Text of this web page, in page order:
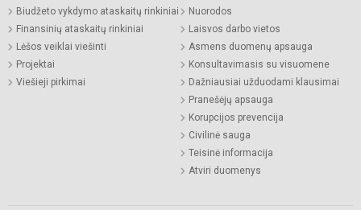
Biudžeto vykdymo ataskaitų rinkiniai
Finansinių ataskaitų rinkiniai
Lėšos veiklai viešinti
Projektai
Viešieji pirkimai
Nuorodos
Laisvos darbo vietos
Asmens duomenų apsauga
Konsultavimasis su visuomene
Dažniausiai užduodami klausimai
Pranešėjų apsauga
Korupcijos prevencija
Civilinė sauga
Teisinė informacija
Atviri duomenys